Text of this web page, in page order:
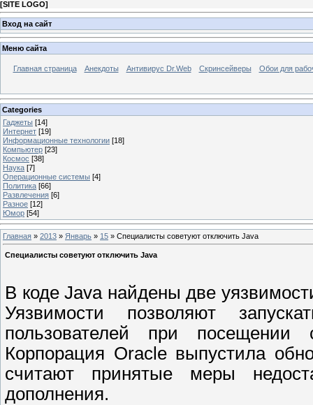
[SITE LOGO]
Вход на сайт
Меню сайта
Главная страница Анекдоты Антивирус Dr.Web Скринсейверы Обои для
Categories
Гаджеты [14]
Интернет [19]
Информационные технологии [18]
Компьютер [23]
Космос [38]
Наука [7]
Операционные системы [4]
Политика [66]
Развлечения [6]
Разное [12]
Юмор [54]
Главная » 2013 » Январь » 15 » Специалисты советуют отключить Java
Специалисты советуют отключить Java
В коде Java найдены две
Уязвимости позволяют
пользователей при посещении
Корпорация Oracle выпустила
считают принятые меры
дополнения.